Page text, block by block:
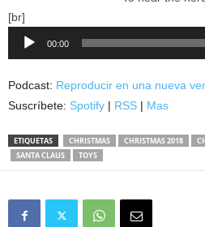
[br]
Reproductor
00:00
Podcast: Reproducir en una nueva
Suscríbete: Spotify | RSS | Mas
ETIQUETAS CHRISTMAS CHRISTMAS 2018
SANTA CLAUS
TOYS